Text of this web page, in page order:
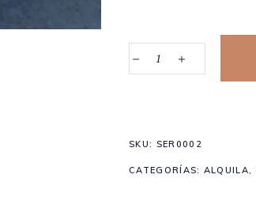
Cantidad
sillas
SKU: SER0002
CATEGORÍAS: ALQUILA,